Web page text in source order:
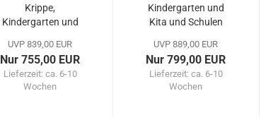
Krippe,
Kindergarten und
UVP 839,00 EUR
Nur 755,00 EUR
Lieferzeit: ca. 6-10
Wochen
Kindergarten und
Kita und Schulen
UVP 889,00 EUR
Nur 799,00 EUR
Lieferzeit: ca. 6-10
Wochen